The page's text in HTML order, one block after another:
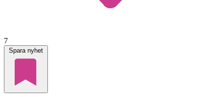
7
Spara nyhet